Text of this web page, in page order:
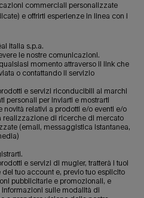
commerciali personalizzate
e offrirti esperienze in linea con i
italia s.p.a.
le nostre comunicazioni.
momento attraverso il link che
o contattando il servizio
e servizi riconducibili ai marchi
personali per inviarti e mostrarti
relativi a prodotti e/o eventi e/o
realizzazione di ricerche di mercato
(email, messaggistica istantanea,
e servizi di mugler, tratterà i tuoi
tuo account e, previo tuo esplicito
pubblicitarie e promozionali, e
sulle modalità di